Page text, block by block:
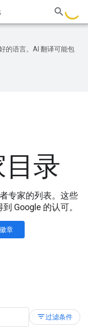
的语言。AI 翻译可能包
录
专家的列表。这些
Google 的认可。
章
filter_list过滤条件